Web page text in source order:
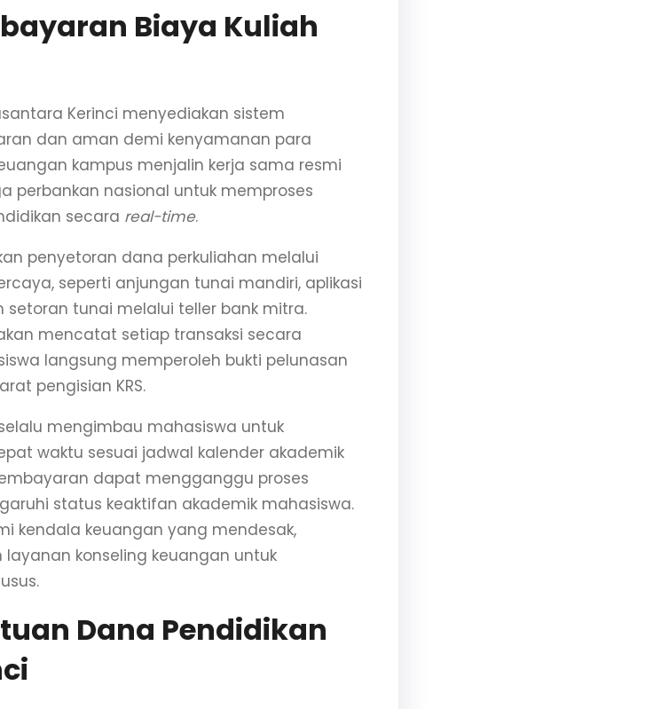
Biaya Kuliah
Kerinci menyediakan sistem
dan aman demi kenyamanan para
kampus menjalin kerja sama resmi
perbankan nasional untuk memproses
secara real-time.
penyetoran dana perkuliahan melalui
seperti anjungan tunai mandiri, aplikasi
setoran tunai melalui teller bank mitra.
mencatat setiap transaksi secara
langsung memperoleh bukti pelunasan
pengisian KRS.
mengimbau mahasiswa untuk
waktu sesuai jadwal kalender akademik
dapat mengganggu proses
status keaktifan akademik mahasiswa.
kendala keuangan yang mendesak,
konseling keuangan untuk
Dana Pendidikan